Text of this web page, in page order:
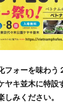
フォーを味わう
ヤキ並木に特設
しみください。